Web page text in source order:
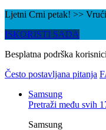
Ljetni Crni petak! >>
ISKORISTI SADA
Besplatna podrška
Često postavljana pitanja
Samsung
Pretraži među svih
Samsung